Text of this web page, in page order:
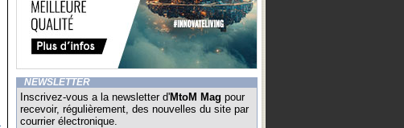
NEWSLETTER
Inscrivez-vous a la newsletter d'MtoM Mag pour
recevoir, régulièrement, des nouvelles du site par
courrier électronique.